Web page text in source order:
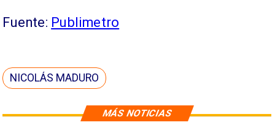
MÁS NOTICIAS
Fuente: Publimetro
NICOLÁS MADURO